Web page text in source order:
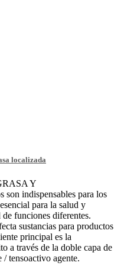
localizada
Y
indispensables para los
para la salud y
funciones diferentes.
sustancias para productos
principal es la
a través de la doble capa de
tensoactivo agente.